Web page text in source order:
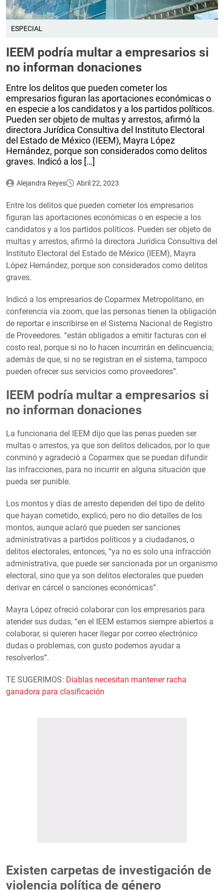
ESPECIAL
IEEM podría multar a empresarios si
no informan donaciones
Entre los delitos que pueden cometer los
empresarios figuran las aportaciones económicas o
en especie a los candidatos y a los partidos políticos.
Pueden ser objeto de multas y arrestos, afirmó la
directora Jurídica Consultiva del Instituto Electoral
del Estado de México (IEEM), Mayra López
Hernández, porque son considerados como delitos
graves. Indicó a los […]
Alejandra Reyes Abril 22, 2023
Entre los delitos que pueden cometer los empresarios
figuran las aportaciones económicas o en especie a los
candidatos y a los partidos políticos. Pueden ser objeto de
multas y arrestos, afirmó la directora Jurídica Consultiva del
Instituto Electoral del Estado de México (IEEM), Mayra
López Hernández, porque son considerados como delitos
graves.
Indicó a los empresarios de Coparmex Metropolitano, en
conferencia vía zoom, que las personas tienen la obligación
de reportar e inscribirse en el Sistema Nacional de Registro
de Proveedores. “están obligados a emitir facturas con el
costo real, porque si no lo hacen incurrirán en delincuencia;
además de que, si no se registran en el sistema, tampoco
pueden ofrecer sus servicios como proveedores”.
IEEM podría multar a empresarios si
no informan donaciones
La funcionaria del IEEM dijo que las penas pueden ser
multas o arrestos, ya que son delitos delicados, por lo que
conminó y agradeció a Coparmex que se puedan difundir
las infracciones, para no incurrir en alguna situación que
pueda ser punible.
Los montos y días de arresto dependen del tipo de delito
que hayan cometido, explicó, pero no dio detalles de los
montos, aunque aclaró que pueden ser sanciones
administrativas a partidos políticos y a ciudadanos, o
delitos electorales, entonces, “ya no es solo una infracción
administrativa, que puede ser sancionada por un organismo
electoral, sino que ya son delitos electorales que pueden
derivar en cárcel o sanciones económicas”.
Mayra López ofreció colaborar con los empresarios para
atender sus dudas, “en el IEEM estamos siempre abiertos a
colaborar, si quieren hacer llegar por correo electrónico
dudas o problemas, con gusto podemos ayudar a
resolverlos”.
TE SUGERIMOS: Diablas necesitan mantener racha
ganadora para clasificación
Existen carpetas de investigación de
violencia política de género